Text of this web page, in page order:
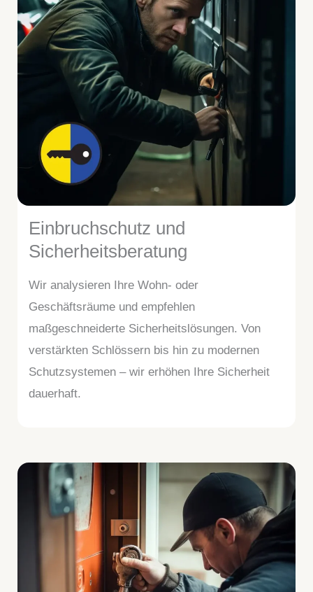
Einbruchschutz und
Sicherheitsberatung
Wir analysieren Ihre Wohn- oder
Geschäftsräume und empfehlen
maßgeschneiderte Sicherheitslösungen. Von
verstärkten Schlössern bis hin zu modernen
Schutzsystemen – wir erhöhen Ihre Sicherheit
dauerhaft.